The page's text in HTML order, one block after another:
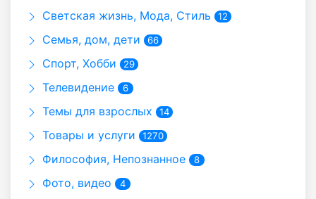
Светская жизнь, Мода, Стиль 12
Семья, дом, дети 66
Спорт, Хобби 29
Телевидение 6
Темы для взрослых 14
Товары и услуги 1270
Философия, Непознанное 8
Фото, видео 4